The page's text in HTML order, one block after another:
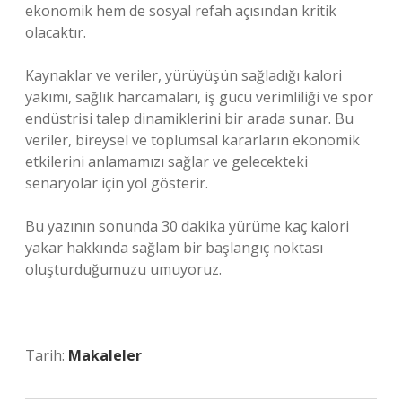
ekonomik hem de sosyal refah açısından kritik
olacaktır.
Kaynaklar ve veriler, yürüyüşün sağladığı kalori
yakımı, sağlık harcamaları, iş gücü verimliliği ve spor
endüstrisi talep dinamiklerini bir arada sunar. Bu
veriler, bireysel ve toplumsal kararların ekonomik
etkilerini anlamamızı sağlar ve gelecekteki
senaryolar için yol gösterir.
Bu yazının sonunda 30 dakika yürüme kaç kalori
yakar hakkında sağlam bir başlangıç noktası
oluşturduğumuzu umuyoruz.
Tarih: Makaleler